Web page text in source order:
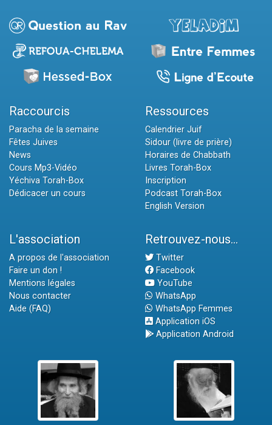
Raccourcis
Paracha de la semaine
Fêtes Juives
News
Cours Mp3-Vidéo
Yéchiva Torah-Box
Dédicacer un cours
Ressources
Calendrier Juif
Sidour (livre de prière)
Horaires de Chabbath
Livres Torah-Box
Inscription
Podcast Torah-Box
English Version
L'association
A propos de l'association
Faire un don !
Mentions légales
Nous contacter
Aide (FAQ)
Retrouvez-nous...
Twitter
Facebook
YouTube
WhatsApp
WhatsApp Femmes
Application iOS
Application Android